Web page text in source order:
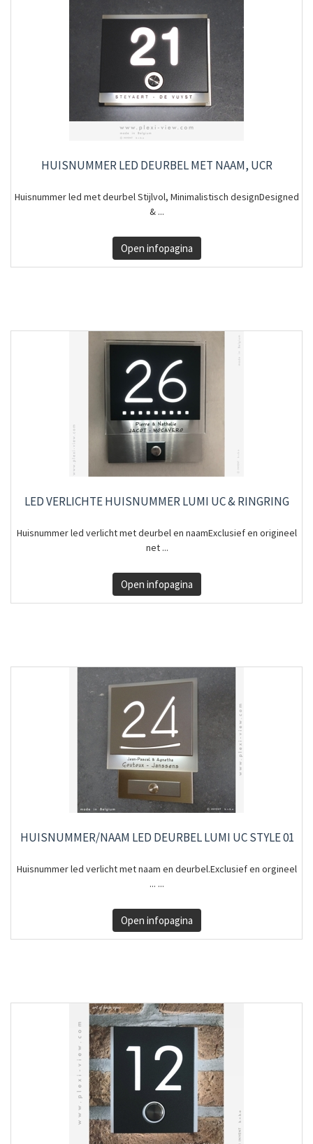
HUISNUMMER LED DEURBEL MET NAAM, UCR
Huisnummer led met deurbel Stijlvol, Minimalistisch designDesigned
& ...
Open infopagina
LED VERLICHTE HUISNUMMER LUMI UC & RINGRING
Huisnummer led verlicht met deurbel en naamExclusief en origineel
net ...
Open infopagina
HUISNUMMER/NAAM LED DEURBEL LUMI UC STYLE 01
Huisnummer led verlicht met naam en deurbel.Exclusief en orgineel
... ...
Open infopagina